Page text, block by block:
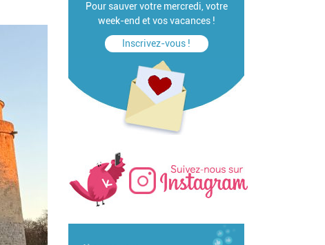
Pour sauver votre mercredi, votre
week-end et vos vacances !
Inscrivez-vous !